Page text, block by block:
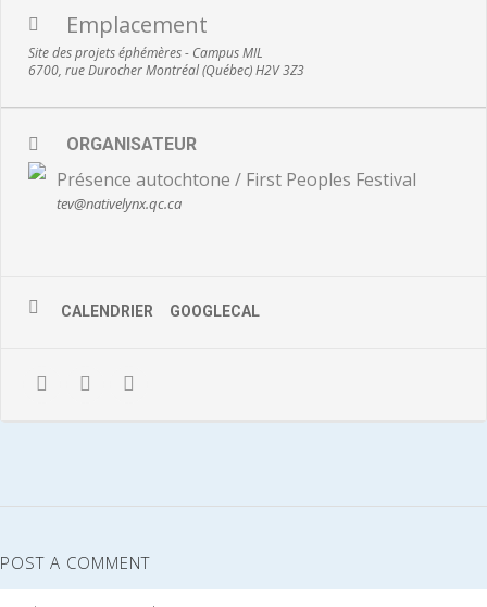
Emplacement
Site des projets éphémères - Campus MIL
6700, rue Durocher Montréal (Québec) H2V 3Z3
ORGANISATEUR
Présence autochtone / First Peoples Festival
tev@nativelynx.qc.ca
CALENDRIER GOOGLECAL
POST A COMMENT